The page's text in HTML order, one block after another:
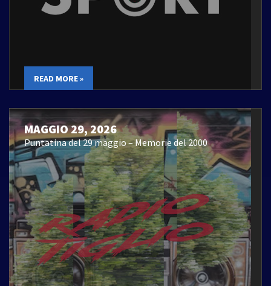
READ MORE »
MAGGIO 29, 2026
Puntatina del 29 maggio – Memorie del 2000